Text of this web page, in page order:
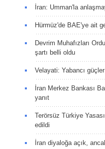
İran: Umman'la
Hürmüz'de BAE'ye ait
Devrim Muhafızları
şartı belli oldu
Velayati: Yabancı
İran Merkez Bankası
yanıt
Terörsüz Türkiye
edildi
İran diyaloğa açık,